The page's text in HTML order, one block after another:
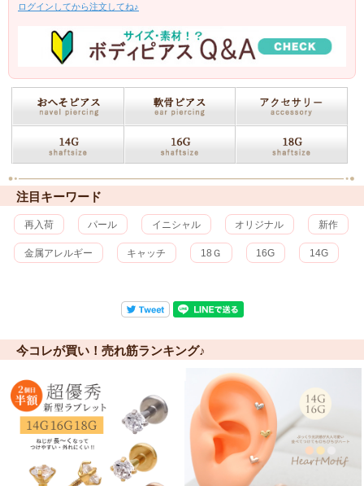
ログインしてから注文してね♪
注目キーワード
再入荷 パール イニシャル オリジナル 新作
金属アレルギー キャッチ 18Ｇ 16G 14G
今コレが買い！売れ筋ランキング♪